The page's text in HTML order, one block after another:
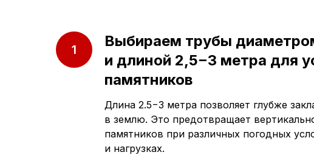
Выбираем трубы
и длиной 2,5−3 метра для
памятников
Длина 2.5−3 метра позволяет глубже
в землю. Это предотвращает
памятников при различных погодных
и нагрузках.